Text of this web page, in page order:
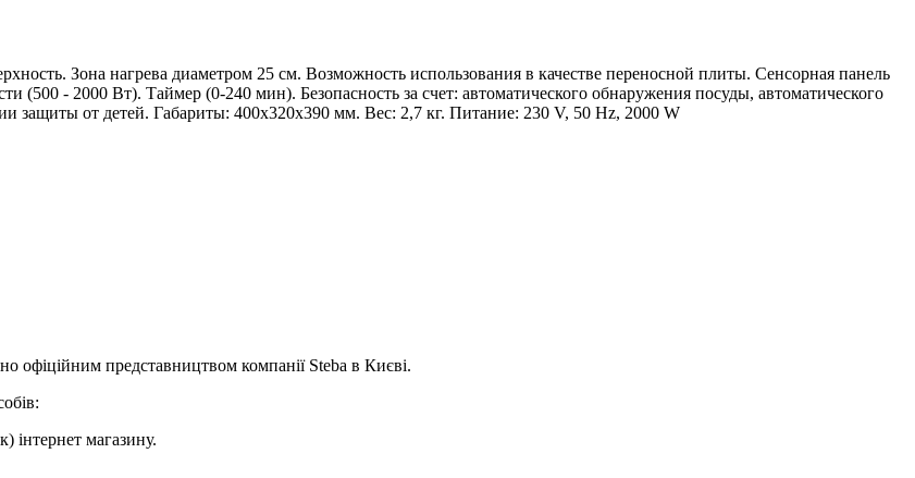
Зона нагрева диаметром 25 см. Возможность использования в качестве переносной плиты. Сенсорная панель
(500 - 2000 Вт). Таймер (0-240 мин). Безопасность за счет: автоматического обнаружения посуды, автоматического
защиты от детей. Габариты: 400x320x390 мм. Вес: 2,7 кг. Питание: 230 V, 50 Hz, 2000 W
офіційним представництвом компанії Steba в Києві.
магазину.